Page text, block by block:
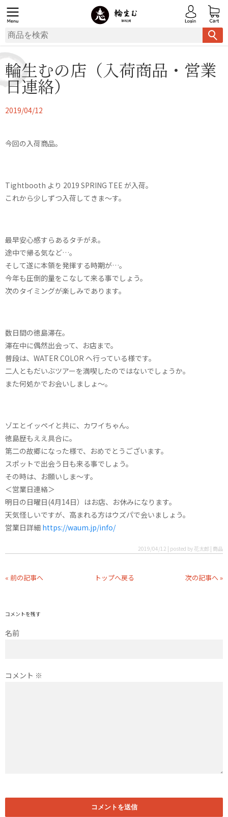
輪生むの店（入荷商品・営業
日連絡）
2019/04/12
今回の入荷商品。
Tightbooth より 2019 SPRING TEE が入荷。
これから少しずつ入荷してきま〜す。
最早安心感すらあるタチがゑ。
途中で帰る気など…。
そして遂に本領を発揮する時期が…。
今年も圧倒的量をこなして来る事でしょう。
次のタイミングが楽しみであります。
数日間の徳島滞在。
滞在中に偶然出会って、お店まで。
普段は、WATER COLOR へ行っている様です。
二人ともだいぶツアーを満喫したのではないでしょうか。
また何処かでお会いしましょ〜。
ゾエとイッペイと共に、カワイちゃん。
徳島歴もええ具合に。
第二の故郷になった様で、おめでとうございます。
スポットで出会う日も来る事でしょう。
その時は、お願いしま〜す。
＜営業日連絡＞
明日の日曜日(4月14日）はお店、お休みになります。
天気怪しいですが、高まれる方はウズパで会いましょう。
営業日詳細 https://waum.jp/info/
2019/04/12 | posted by 花太郎 | 商品
« 前の記事へ トップへ戻る 次の記事へ »
コメントを残す
名前
コメント ※